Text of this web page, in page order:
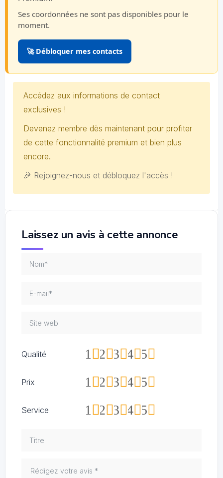
Ses coordonnées ne sont pas disponibles pour le
moment.
🚀 Débloquer mes contacts
Accédez aux informations de contact
exclusives !
Devenez membre dès maintenant pour profiter
de cette fonctionnalité premium et bien plus
encore.
🎉 Rejoignez-nous et débloquez l'accès !
Laissez un avis à cette annonce
Qualité 5
4
3
2
1
Prix 5
4
3
2
1
Service 5
4
3
2
1